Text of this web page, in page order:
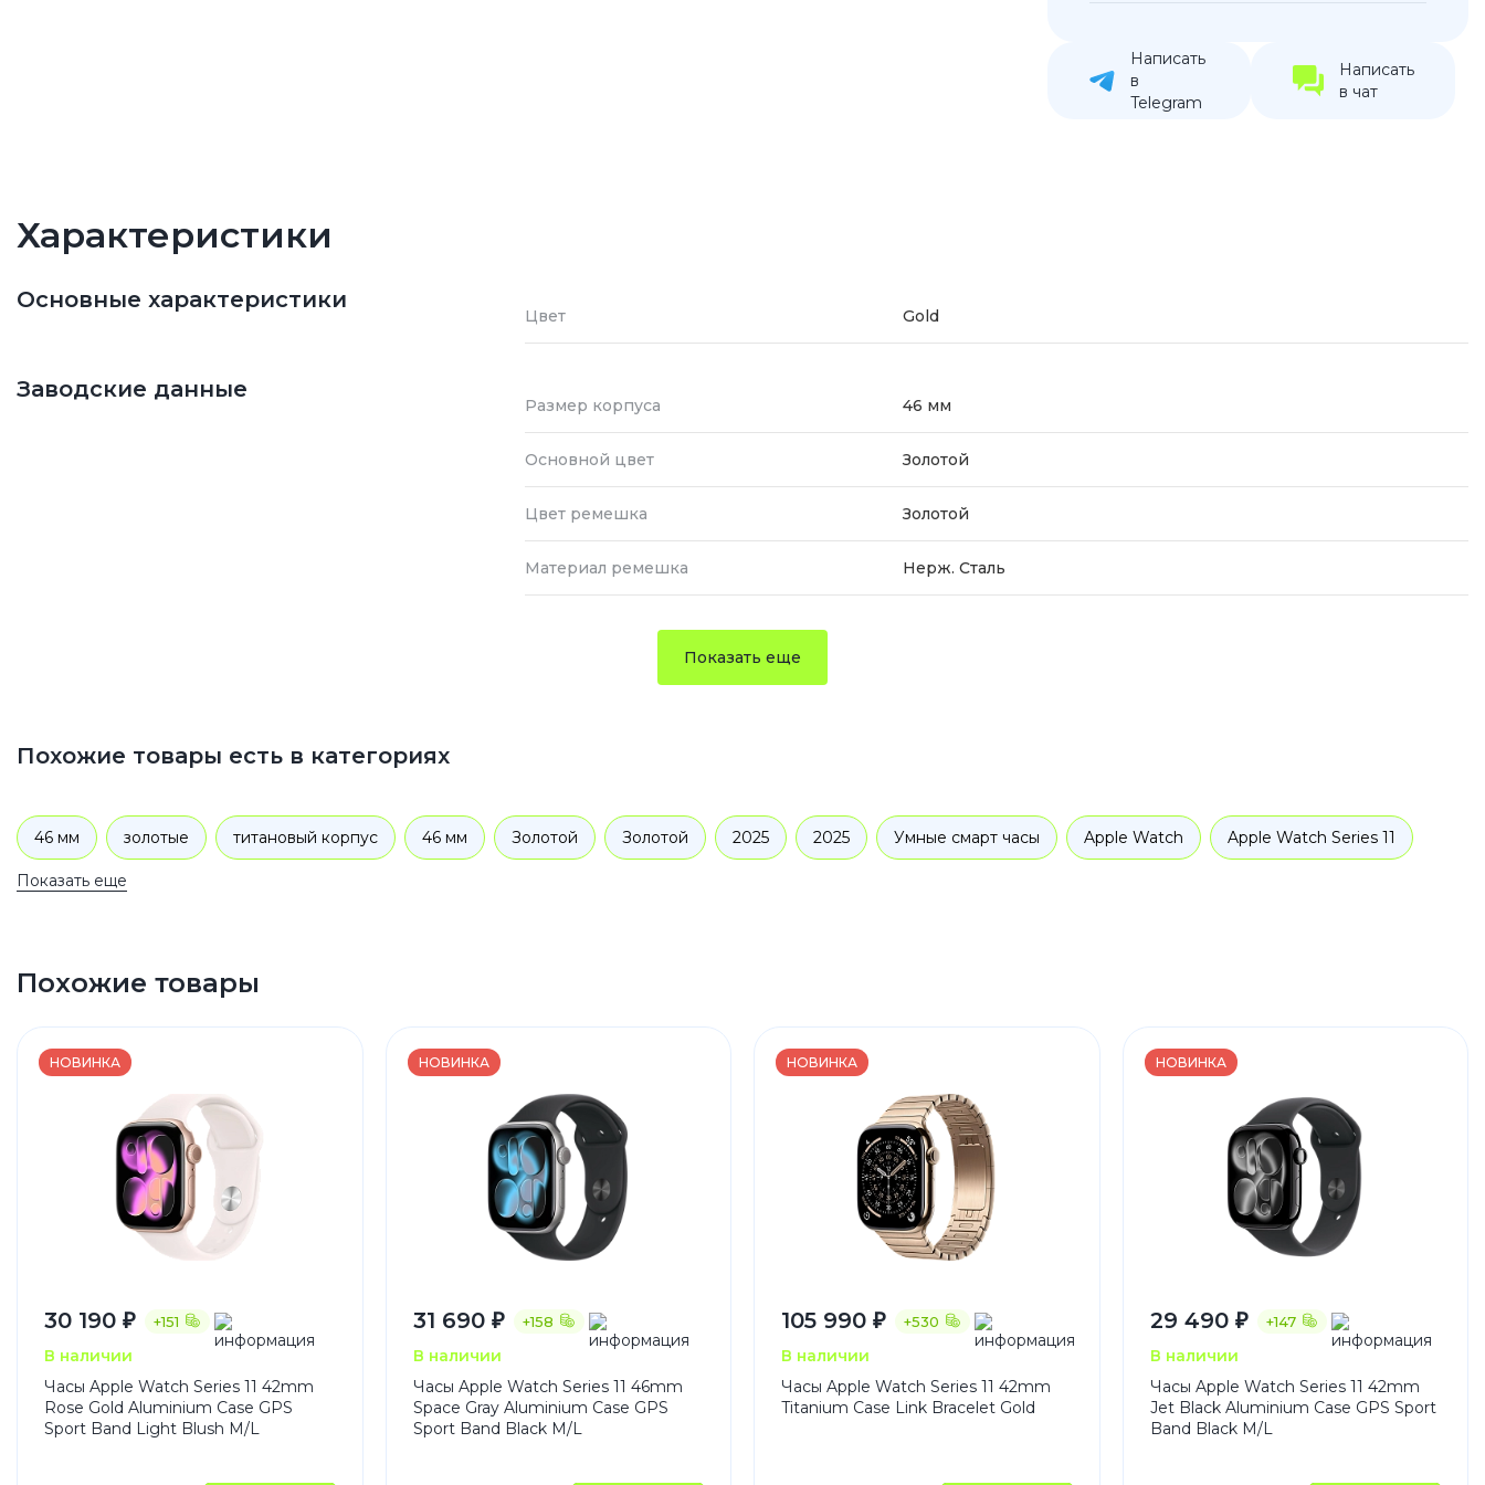
Написать
в
Telegram
Написать
в чат
Характеристики
Основные характеристики
Цвет Gold
Заводские данные
Размер корпуса 46 мм
Основной цвет Золотой
Цвет ремешка Золотой
Материал ремешка Нерж. Сталь
Показать еще
Похожие товары есть в категориях
46 мм золотые титановый корпус 46 мм Золотой Золотой 2025 2025 Умные смарт часы Apple Watch Apple Watch Series 11
Показать еще
Похожие товары
НОВИНКА
+151
30 190 ₽
В наличии
Часы Apple Watch Series 11 42mm
Rose Gold Aluminium Case GPS
Sport Band Light Blush M/L
НОВИНКА
+158
31 690 ₽
В наличии
Часы Apple Watch Series 11 46mm
Space Gray Aluminium Case GPS
Sport Band Black M/L
НОВИНКА
+530
105 990 ₽
В наличии
Часы Apple Watch Series 11 42mm
Titanium Case Link Bracelet Gold
НОВИНКА
+147
29 490 ₽
В наличии
Часы Apple Watch Series 11 42mm
Jet Black Aluminium Case GPS Sport
Band Black M/L